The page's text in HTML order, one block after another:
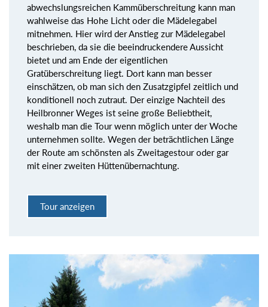
abwechslungsreichen Kammüberschreitung kann man
wahlweise das Hohe Licht oder die Mädelegabel
mitnehmen. Hier wird der Anstieg zur Mädelegabel
beschrieben, da sie die beeindruckendere Aussicht
bietet und am Ende der eigentlichen
Gratüberschreitung liegt. Dort kann man besser
einschätzen, ob man sich den Zusatzgipfel zeitlich und
konditionell noch zutraut. Der einzige Nachteil des
Heilbronner Weges ist seine große Beliebtheit,
weshalb man die Tour wenn möglich unter der Woche
unternehmen sollte. Wegen der beträchtlichen Länge
der Route am schönsten als Zweitagestour oder gar
mit einer zweiten Hüttenübernachtung.
Tour anzeigen